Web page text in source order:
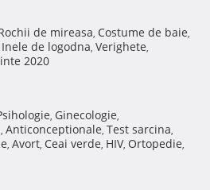
de mireasa, Costume de baie,
Inele de logodna, Verighete,
2020
, Ginecologie,
, Anticonceptionale, Test sarcina,
, Avort, Ceai verde, HIV, Ortopedie,